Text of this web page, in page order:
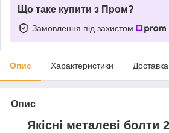
Що таке купити з Пром?
Замовлення під захистом
Опис Характеристики Доставка
Опис
Якісні металеві болти